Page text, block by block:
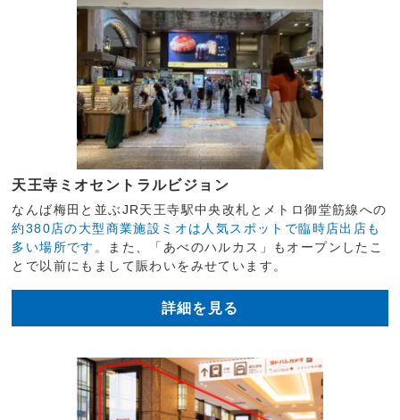
天王寺ミオセントラルビジョン
なんば梅田と並ぶJR天王寺駅中央改札とメトロ御堂筋線への
約380店の大型商業施設ミオは人気スポットで臨時店出店も
多い場所です。
また、「あべのハルカス」もオープンしたこ
とで以前にもまして賑わいをみせています。
詳細を見る